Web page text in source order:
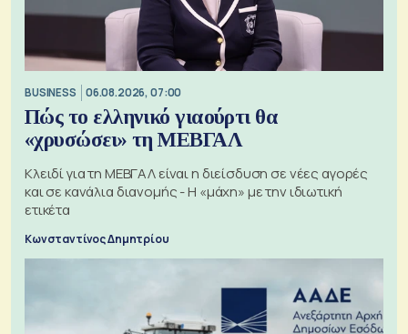
BUSINESS 06.08.2026, 07:00
Πώς το ελληνικό γιαούρτι θα
«χρυσώσει» τη ΜΕΒΓΑΛ
Κλειδί για τη ΜΕΒΓΑΛ είναι η διείσδυση σε νέες αγορές
και σε κανάλια διανομής - Η «μάχη» με την ιδιωτική
ετικέτα
Κωνσταντίνος Δημητρίου